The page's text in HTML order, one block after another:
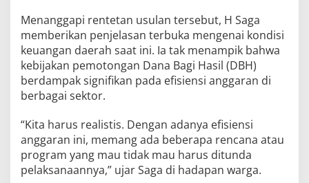
Menanggapi rentetan usulan tersebut, H Saga
memberikan penjelasan terbuka mengenai kondisi
keuangan daerah saat ini. Ia tak menampik bahwa
kebijakan pemotongan Dana Bagi Hasil (DBH)
berdampak signifikan pada efisiensi anggaran di
berbagai sektor.
“Kita harus realistis. Dengan adanya efisiensi
anggaran ini, memang ada beberapa rencana atau
program yang mau tidak mau harus ditunda
pelaksanaannya,” ujar Saga di hadapan warga.